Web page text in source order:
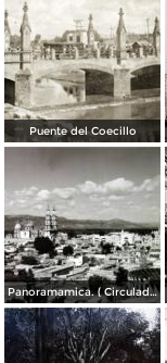
Puente del Coecillo
Panoramamica. ( Circulada el 6 de Febrero de 1947 ).